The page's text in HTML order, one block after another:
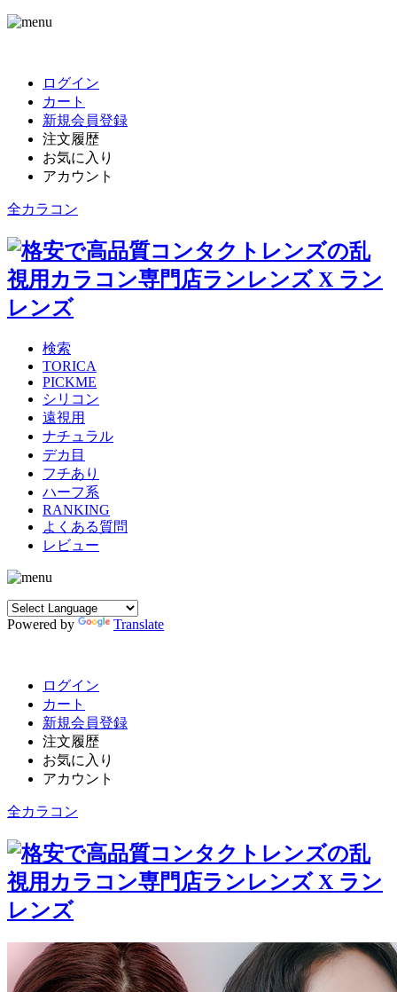
ログイン
カート
新規会員登録
注文履歴
お気に入り
アカウント
全カラコン
検索
TORICA
PICKME
シリコン
遠視用
ナチュラル
デカ目
フチあり
ハーフ系
RANKING
よくある質問
レビュー
Powered by Translate
ログイン
カート
新規会員登録
注文履歴
お気に入り
アカウント
全カラコン